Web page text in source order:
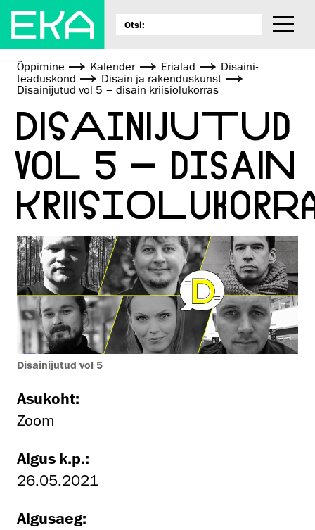
Õppimine Kalender Erialad
Disaini­­
teaduskond
Disain ja rakenduskunst
Disainijutud vol 5 – disain kriisiolukorras
DISAINIJUTUD
VOL 5 – DISAIN
Disainijutud vol 5
Asukoht:
Zoom
Algus k.p.:
26.05.2021
Algusaeg: